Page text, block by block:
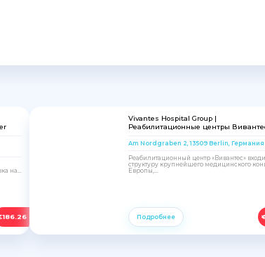
186.26
на...
Vivantes Hospital Group |
Реабилитационные центры
Am Nordgraben 2, 13509 Berlin, Германия
Реабилитационный центр «Вивантес»
структуру крупнейшего медицинского
Европы,...
Подробнее